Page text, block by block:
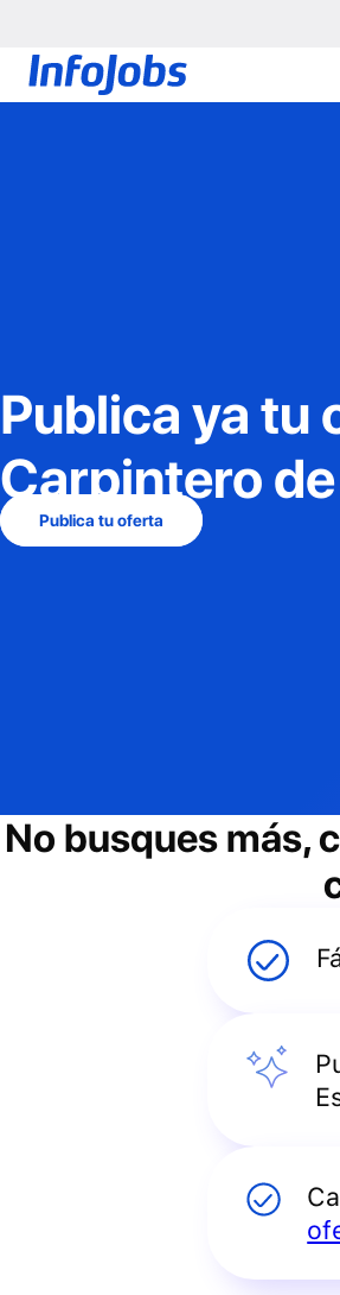
Publica ya tu
Carpintero
Publica tu oferta
No busques más,